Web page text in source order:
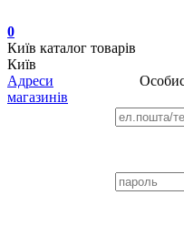
0
Київ каталог товарів
Київ
Адреси
магазинів